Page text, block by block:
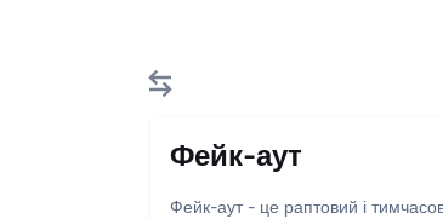
Фейк-аут
Фейк-аут - це раптовий і